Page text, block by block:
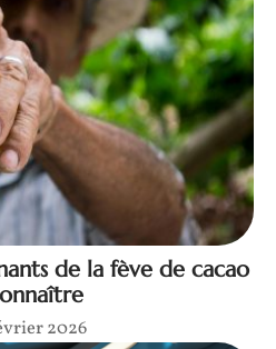
de la fève de cacao
2026